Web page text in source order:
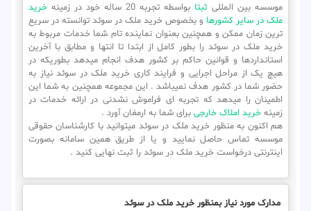
موسسه بین المللی ثبتا بواسطه تجربه 20 ساله خود در زمینه
خرید
ملک در سایر کشورها و بخصوص خرید ملک در سوئد توانسته در سریع
ترین زمان ممکن و همچنین بعنوان نماینده تام شما خدمات مربوط به
خرید ملک در سوئد را بطور کامل از ابتدا تا انتها و مطابق با آخرین
استانداردها و قوانین حاکم بر کشور هدف انجام میدهد بطوریکه در
هیچ یک از مراحل اجرایی و فرایند کاری خرید ملک در سوئد نیاز به
حضور شما در کشور هدف نمیباشد . این مجموعه همچنین به شما این
اطمینان را میدهد که تجربه ای فراموش نشدنی در ارائه خدمات در
زمینه خرید املاک خارجی برای شما به ارمغان آورد .
هم اکنون به منظور خرید ملک در سوئد میتوانید با کارشناسان حقوقی
موسسه تماس حاصل نمایید و یا از طریق همین سامانه بصورت
اینترنتی درخواست خرید ملک در سوئد را ثبت نهایی کنید .
مدارک مورد نیاز بمنظور خرید ملک در سوئد